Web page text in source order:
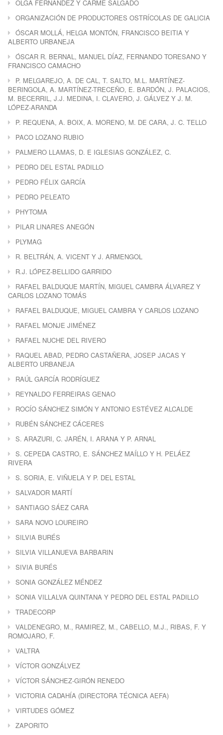
OLGA FERNÁNDEZ Y CARME SALGADO
ORGANIZACIÓN DE PRODUCTORES OSTRÍCOLAS DE GALICIA
ÓSCAR MOLLÁ, HELGA MONTÓN, FRANCISCO BEITIA Y
ALBERTO URBANEJA
ÓSCAR R. BERNAL, MANUEL DÍAZ, FERNANDO TORESANO Y
FRANCISCO CAMACHO
P. MELGAREJO, A. DE CAL, T. SALTO, M.L. MARTÍNEZ-
BERINGOLA, A. MARTÍNEZ-TRECEÑO, E. BARDÓN, J. PALACIOS,
M. BECERRIL, J.J. MEDINA, I. CLAVERO, J. GÁLVEZ Y J. M.
LÓPEZ-ARANDA
P. REQUENA, A. BOIX, A. MORENO, M. DE CARA, J. C. TELLO
PACO LOZANO RUBIO
PALMERO LLAMAS, D. E IGLESIAS GONZÁLEZ, C.
PEDRO DEL ESTAL PADILLO
PEDRO FÉLIX GARCÍA
PEDRO PELEATO
PHYTOMA
PILAR LINARES ANEGÓN
PLYMAG
R. BELTRÁN, A. VICENT Y J. ARMENGOL
R.J. LÓPEZ-BELLIDO GARRIDO
RAFAEL BALDUQUE MARTÍN, MIGUEL CAMBRA ÁLVAREZ Y
CARLOS LOZANO TOMÁS
RAFAEL BALDUQUE, MIGUEL CAMBRA Y CARLOS LOZANO
RAFAEL MONJE JIMÉNEZ
RAFAEL NUCHE DEL RIVERO
RAQUEL ABAD, PEDRO CASTAÑERA, JOSEP JACAS Y
ALBERTO URBANEJA
RAÚL GARCÍA RODRÍGUEZ
REYNALDO FERREIRAS GENAO
ROCÍO SÁNCHEZ SIMÓN Y ANTONIO ESTÉVEZ ALCALDE
RUBÉN SÁNCHEZ CÁCERES
S. ARAZURI, C. JARÉN, I. ARANA Y P. ARNAL
S. CEPEDA CASTRO, E. SÁNCHEZ MAÍLLO Y H. PELÁEZ
RIVERA
S. SORIA, E. VIÑUELA Y P. DEL ESTAL
SALVADOR MARTÍ
SANTIAGO SÁEZ CARA
SARA NOVO LOUREIRO
SILVIA BURÉS
SILVIA VILLANUEVA BARBARIN
SIVIA BURÉS
SONIA GONZÁLEZ MÉNDEZ
SONIA VILLALVA QUINTANA Y PEDRO DEL ESTAL PADILLO
TRADECORP
VALDENEGRO, M., RAMIREZ, M., CABELLO, M.J., RIBAS, F. Y
ROMOJARO, F.
VALTRA
VÍCTOR GONZÁLVEZ
VÍCTOR SÁNCHEZ-GIRÓN RENEDO
VICTORIA CADAHÍA (DIRECTORA TÉCNICA AEFA)
VIRTUDES GÓMEZ
ZAPORITO